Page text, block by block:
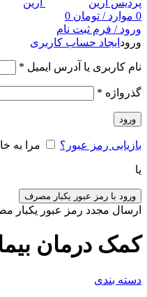
0 موارد / تومان
ورود / فرم ثبت نام
ورود ایجاد حساب کاربری
نام کاربری یا آدرس ایمیل *
گذرواژه *
ورود
بازیابی رمز عبور؟ مرا به
یا
ورود با رمز عبور یکبار مصرف
ارسال مجدد رمز عبور یکبار
کمک درمان
دسته بندی